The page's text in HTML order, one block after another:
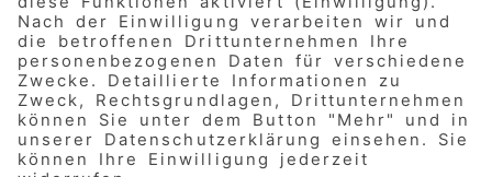
© 2026AWO Nürnberger Land e.V.
Impressum
Datenschutz